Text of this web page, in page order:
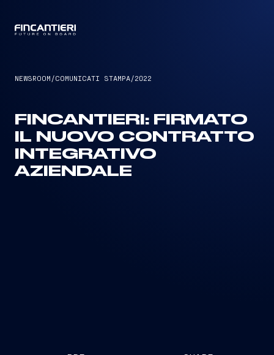
NEWSROOM /COMUNICATI STAMPA/2022
FINCANTIERI: FIRMATO
IL NUOVO CONTRATTO
INTEGRATIVO
AZIENDALE